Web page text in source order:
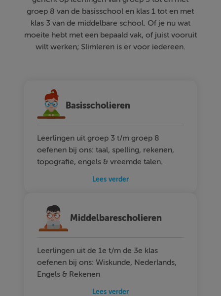
groep 8 van de basisschool en klas 1 tot en met
klas 3 van de middelbare school. Of je nu wat
moeite hebt met een bepaald vak, of juist vooruit
wilt werken; Slimleren is er voor iedereen.
Basisscholieren
Leerlingen uit groep 3 t/m groep 8
oefenen bij ons: taal, spelling, rekenen,
topografie, engels & vreemde talen.
Lees verder
Middelbarescholieren
Leerlingen uit de 1e t/m de 3e klas
oefenen bij ons: Wiskunde, Nederlands,
Engels & Rekenen
Lees verder